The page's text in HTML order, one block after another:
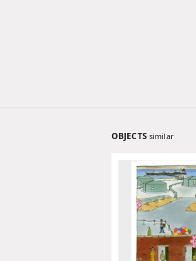
OBJECTS similar